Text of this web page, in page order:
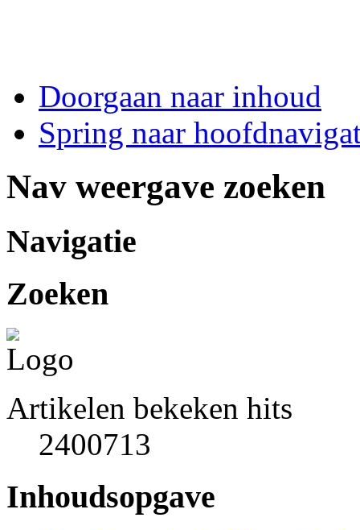
Doorgaan naar inhoud
Spring naar
Nav weergave zoeken
Navigatie
Zoeken
Artikelen bekeken hits
2400713
Inhoudsopgave